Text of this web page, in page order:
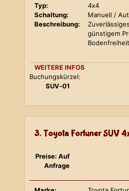
Typ:
4x4
Schaltung:
Manuell /
Beschreibung:
günstigem
WEITERE INFOS
Buchungskürzel:
SUV-01
3. Toyota Fortuner SUV
Preise: Auf
Anfrage